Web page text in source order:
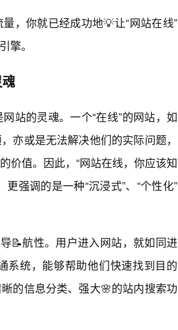
，你就已经成功地💡让“网站在线”
擎。
站的灵魂。一个“在线”的网站，如
亦或是无法解决他们的实际问题，
价值。因此，“网站在线，你应该知
强调的是一种“沉浸式”、“个性化”
📝航性。用户进入网站，就如同进
系统，能够帮助他们快速找到目的
的信息分类、强大🌸的站内搜索功